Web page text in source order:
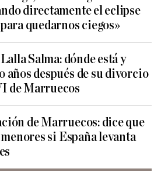
directamente el eclipse
quedarnos ciegos»
Salma: dónde está y
años después de su divorcio
de Marruecos
de Marruecos: dice que
si España levanta